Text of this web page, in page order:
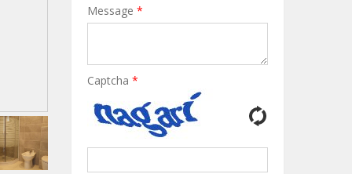
Message *
Captcha *